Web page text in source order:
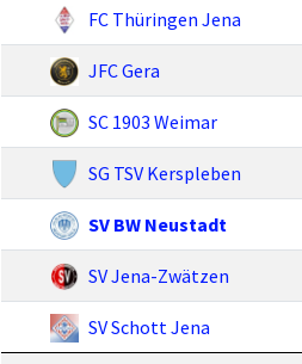
FC Thüringen Jena
JFC Gera
SC 1903 Weimar
SG TSV Kerspleben
SV BW Neustadt
SV Jena-Zwätzen
SV Schott Jena